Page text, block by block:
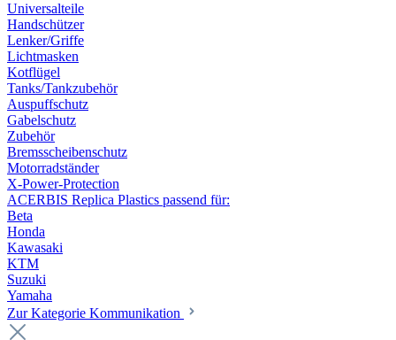
Universalteile
Handschützer
Lenker/Griffe
Lichtmasken
Kotflügel
Tanks/Tankzubehör
Auspuffschutz
Gabelschutz
Zubehör
Bremsscheibenschutz
Motorradständer
X-Power-Protection
ACERBIS Replica Plastics passend für:
Beta
Honda
Kawasaki
KTM
Suzuki
Yamaha
Zur Kategorie Kommunikation